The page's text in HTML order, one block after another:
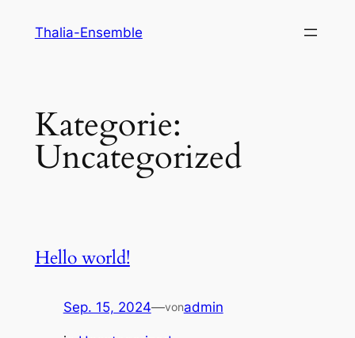
InhaltThalia-Ensemble
Kategorie:
Uncategorized
Hello world!
Sep. 15, 2024—vonadmin